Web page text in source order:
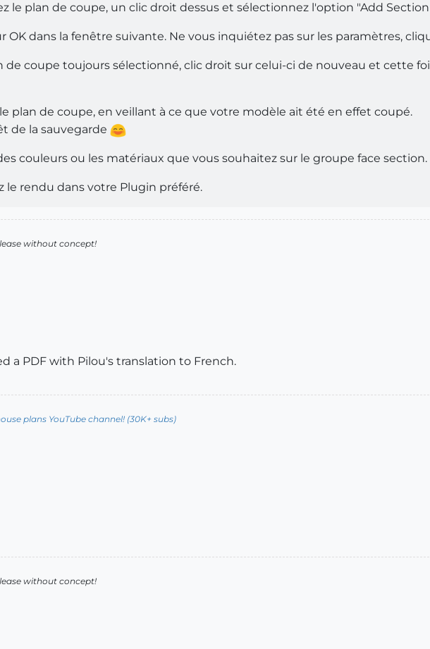
le plan de coupe, un clic droit dessus et sélectionnez l'option "Add Section
OK dans la fenêtre suivante. Ne vous inquiétez pas sur les paramètres,
de coupe toujours sélectionné, clic droit sur celui-ci de nouveau et cette
plan de coupe, en veillant à ce que votre modèle ait été en effet coupé.
de la sauvegarde
couleurs ou les matériaux que vous souhaitez sur le groupe face section.
le rendu dans votre Plugin préféré.
without concept!
a PDF with Pilou's translation to French.
plans YouTube channel! (30K+ subs)
without concept!